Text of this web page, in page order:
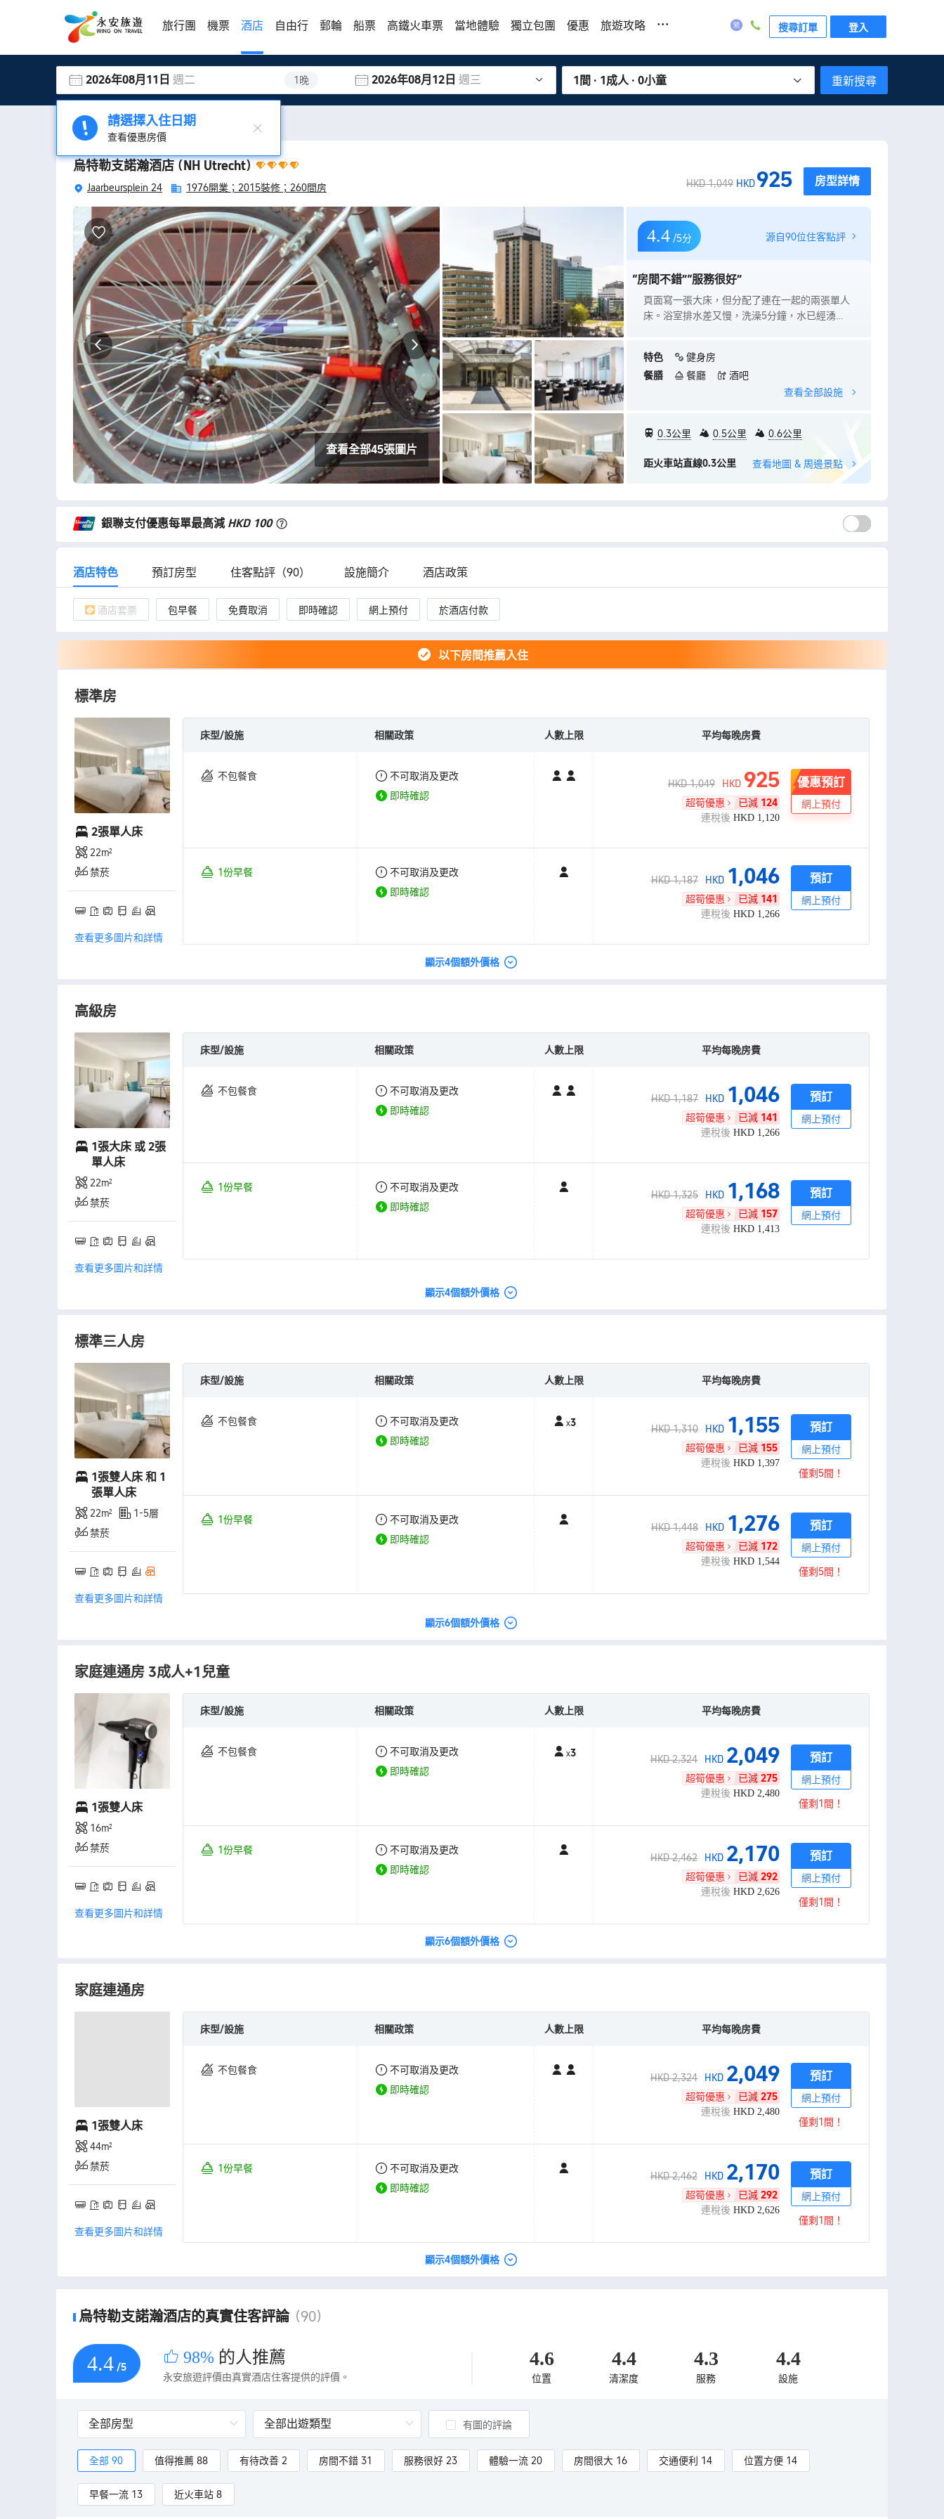
旅行團 機票 酒店 自由行 郵輪 船票 高鐵火車票 當地體驗 獨立包團 優惠 旅遊攻略 ... 搜尋訂單 登入
2026年08月11日 週二 1晚 2026年08月12日 週三 1間 · 1成人 · 0小童 重新搜尋
請選擇入住日期
查看優惠房價
酒店 烏特勒支酒店 烏特勒支諾瀚酒店 (NH Utrecht)
烏特勒支諾瀚酒店 (NH Utrecht)
Jaarbeursplein 24 1976開業； 2015裝修； 260間房 HKD 1,049 HKD925 房型詳情
查看全部45張圖片
4.4 /5分 源自90位住客點評
“房間不錯”“服務很好”
房間內部小巧乾淨、酒店人員服務態度也非常
好！ 酒店位置近烏特勒支中央車站，整體很方
便、很舒適～ 有機會還會再訂～
頁面寫一張大床，但分配了連在一起的兩張單人
床。浴室排水差又慢，洗澡5分鐘，水已經湧
出，要自己用風筒吹乾地面上的水，也浪費了好
多毛巾
房間及衞浴都很寬敞，床很好睡，飯店大廳迎賓
有飲品，四周交通便利，逛街景點吃東西買東
特色
健身房
餐膳
餐廳
酒吧
查看全部設施
0.3公里 0.5公里 0.6公里
距火車站直線0.3公里 查看地圖 & 周邊景點
銀聯支付優惠每單最高減 HKD 100
酒店特色 預訂房型 住客點評（90） 設施簡介 酒店政策
酒店套票 包早餐 免費取消 即時確認 網上預付 於酒店付款
以下房間推薦入住
標準房
2張單人床
22㎡
禁菸
查看更多圖片和詳情
床型/設施 相關政策 人數上限 平均每晚房費
不包餐食
不可取消及更改
即時確認
HKD 1,049 HKD 925
超筍優惠 已減 124
連稅後 HKD 1,120
優惠預訂
網上預付
1份早餐
不可取消及更改
即時確認
HKD 1,187 HKD 1,046
超筍優惠 已減 141
連稅後 HKD 1,266
預訂
網上預付
顯示4個額外價格
高級房
1張大床 或 2張
單人床
22㎡
禁菸
查看更多圖片和詳情
床型/設施 相關政策 人數上限 平均每晚房費
不包餐食
不可取消及更改
即時確認
HKD 1,187 HKD 1,046
超筍優惠 已減 141
連稅後 HKD 1,266
預訂
網上預付
1份早餐
不可取消及更改
即時確認
HKD 1,325 HKD 1,168
超筍優惠 已減 157
連稅後 HKD 1,413
預訂
網上預付
顯示4個額外價格
標準三人房
1張雙人床 和 1
張單人床
22㎡
1-5層
禁菸
查看更多圖片和詳情
床型/設施 相關政策 人數上限 平均每晚房費
不包餐食
不可取消及更改
即時確認
x3
HKD 1,310 HKD 1,155
超筍優惠 已減 155
連稅後 HKD 1,397
預訂
網上預付
僅剩5間！
1份早餐
不可取消及更改
即時確認
HKD 1,448 HKD 1,276
超筍優惠 已減 172
連稅後 HKD 1,544
預訂
網上預付
僅剩5間！
顯示6個額外價格
家庭連通房 3成人+1兒童
1張雙人床
16㎡
禁菸
查看更多圖片和詳情
床型/設施 相關政策 人數上限 平均每晚房費
不包餐食
不可取消及更改
即時確認
x3
HKD 2,324 HKD 2,049
超筍優惠 已減 275
連稅後 HKD 2,480
預訂
網上預付
僅剩1間！
1份早餐
不可取消及更改
即時確認
HKD 2,462 HKD 2,170
超筍優惠 已減 292
連稅後 HKD 2,626
預訂
網上預付
僅剩1間！
顯示6個額外價格
家庭連通房
1張雙人床
44㎡
禁菸
查看更多圖片和詳情
床型/設施 相關政策 人數上限 平均每晚房費
不包餐食
不可取消及更改
即時確認
HKD 2,324 HKD 2,049
超筍優惠 已減 275
連稅後 HKD 2,480
預訂
網上預付
僅剩1間！
1份早餐
不可取消及更改
即時確認
HKD 2,462 HKD 2,170
超筍優惠 已減 292
連稅後 HKD 2,626
預訂
網上預付
僅剩1間！
顯示4個額外價格
烏特勒支諾瀚酒店的真實住客評論 (90)
4.4 /5
98% 的人推薦
永安旅遊評價由真實酒店住客提供的評價。
4.6
位置
4.4
清潔度
4.3
服務
4.4
設施
有圖的評論
全部 90 值得推薦 88 有待改善 2 房間不錯 31 服務很好 23 體驗一流 20 房間很大 16 交通便利 14 位置方便 14
早餐一流 13 近火車站 8